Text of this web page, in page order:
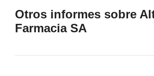
Otros informes sobre
Farmacia SA